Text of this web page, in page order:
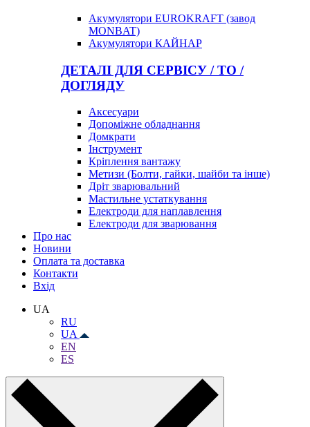
Акумулятори EUROKRAFT (завод
MONBAT)
Акумулятори КАЙНАР
ДЕТАЛІ ДЛЯ СЕРВІСУ / ТО /
ДОГЛЯДУ
Аксесуари
Допоміжне обладнання
Домкрати
Інструмент
Кріплення вантажу
Метизи (Болти, гайки, шайби та інше)
Дріт зварювальний
Мастильне устаткування
Електроди для наплавлення
Електроди для зварювання
Про нас
Новини
Оплата та доставка
Контакти
Вхiд
UA
RU
UA
EN
ES